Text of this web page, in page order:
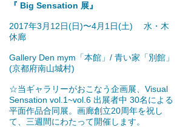
『 Big Sensation 展』
2017年3月12日(日)〜4月1日(土) 水・木
休廊
Gallery Den mym「本館」/ 青い家「別館」
(京都府南山城村)
☆当ギャラリーがおこなう企画展、Visual
Sensation vol.1~vol.6 出展者中 30名による
平面作品合同展。画廊創立20周年を祝し
て、三週間にわたって開催します。